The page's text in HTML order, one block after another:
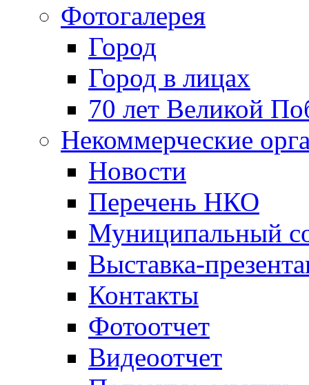
Фотогалерея
Город
Город в лицах
70 лет Великой
Некоммерческие
Новости
Перечень НКО
Муниципальный
Выставка-
Контакты
Фотоотчет
Видеоотчет